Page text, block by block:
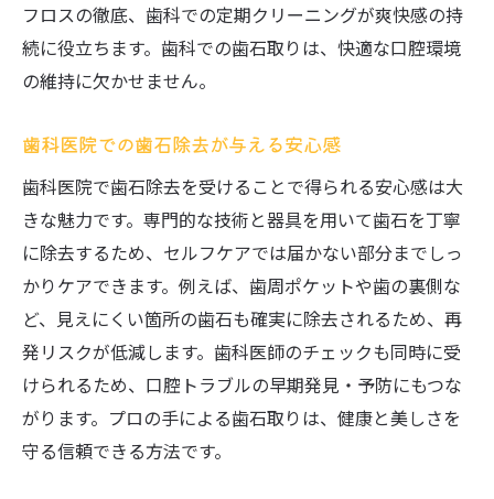
歯科医が警鐘する歯石放置のリスクに注目
歯石取りの重要性を今一度考え直す理由
歯石除去が美しい歯を保つ秘訣になる理由
法
歯石取りがもたらす自然な白さと清潔感
歯科医院でのケアが審美性に与える影響
歯石除去が歯のエイジングケアに役立つ理
歯石取りで得られる美しい笑顔と自信
歯科で実践する美しい歯のためのケア習慣
歯科での歯石ケアと頻度の考え方
歯石取りの適切な頻度と歯科医のアドバイ
フロスの徹底、歯科での定期クリーニングが爽快感の持
続に役立ちます。歯科での歯石取りは、快適な口腔環境
の維持に欠かせません。
歯科医院での歯石除去が与える安心感
歯科医院で歯石除去を受けることで得られる安心感は大
きな魅力です。専門的な技術と器具を用いて歯石を丁寧
に除去するため、セルフケアでは届かない部分までしっ
かりケアできます。例えば、歯周ポケットや歯の裏側な
ど、見えにくい箇所の歯石も確実に除去されるため、再
発リスクが低減します。歯科医師のチェックも同時に受
けられるため、口腔トラブルの早期発見・予防にもつな
がります。プロの手による歯石取りは、健康と美しさを
守る信頼できる方法です。